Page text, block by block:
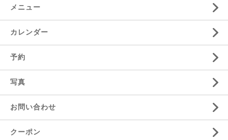
メニュー
カレンダー
予約
写真
お問い合わせ
クーポン